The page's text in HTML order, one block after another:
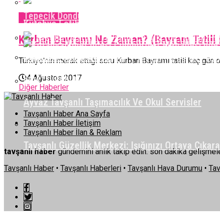
Kütahya Fatih Sanayi Sitesi’nde İş Yeri Yangını:
Emet Cumhuriyet Mahallesi’nde Fırın
Tepecik Dondurması Manda Kaymaklı Dondurma
Tavşanlı Lastik Yol Yardım | Tavşanlı Lastikçi
Ayvaz Tavşanlı Taşımacılık Ve Okul Servisler
Tavşanlı Güzellik Merkezi: Işığınızı Ortaya
Genel Haberler
Kurban Bayramı Ne Zaman? (Bayram
Türkiye'nin merak ettiği soru Kurban Bayramı tatili kaç gün
4 Ağustos 2017
Diğer Haberler
Tavşanlı Haber Ana Sayfa
Tavşanlı Haber İletişim
Tavşanlı Haber İlan & Reklam
tavşanlı habergündemini anlık takip edin: son dakika
Tavşanlı Haber • Tavşanlı Haberleri • Tavşanlı Hava Durumu •